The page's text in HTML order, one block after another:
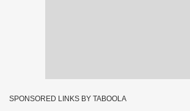
SPONSORED LINKS BY TABOOLA